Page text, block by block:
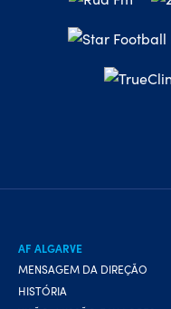
AF ALGARVE
MENSAGEM DA DIREÇÃO
HISTÓRIA